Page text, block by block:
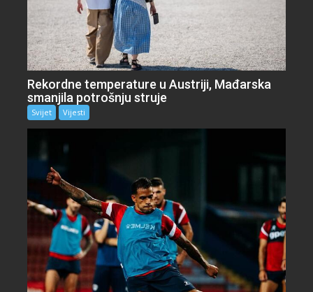
Rekordne temperature u Austriji, Mađarska
smanjila potrošnju struje
Svijet Vijesti